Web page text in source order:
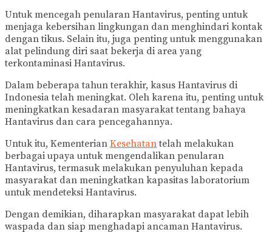
Untuk mencegah penularan Hantavirus, penting untuk
menjaga kebersihan lingkungan dan menghindari kontak
dengan tikus. Selain itu, juga penting untuk menggunakan
alat pelindung diri saat bekerja di area yang
terkontaminasi Hantavirus.
Dalam beberapa tahun terakhir, kasus Hantavirus di
Indonesia telah meningkat. Oleh karena itu, penting untuk
meningkatkan kesadaran masyarakat tentang bahaya
Hantavirus dan cara pencegahannya.
Untuk itu, Kementerian Kesehatantelah melakukan
berbagai upaya untuk mengendalikan penularan
Hantavirus, termasuk melakukan penyuluhan kepada
masyarakat dan meningkatkan kapasitas laboratorium
untuk mendeteksi Hantavirus.
Dengan demikian, diharapkan masyarakat dapat lebih
waspada dan siap menghadapi ancaman Hantavirus.